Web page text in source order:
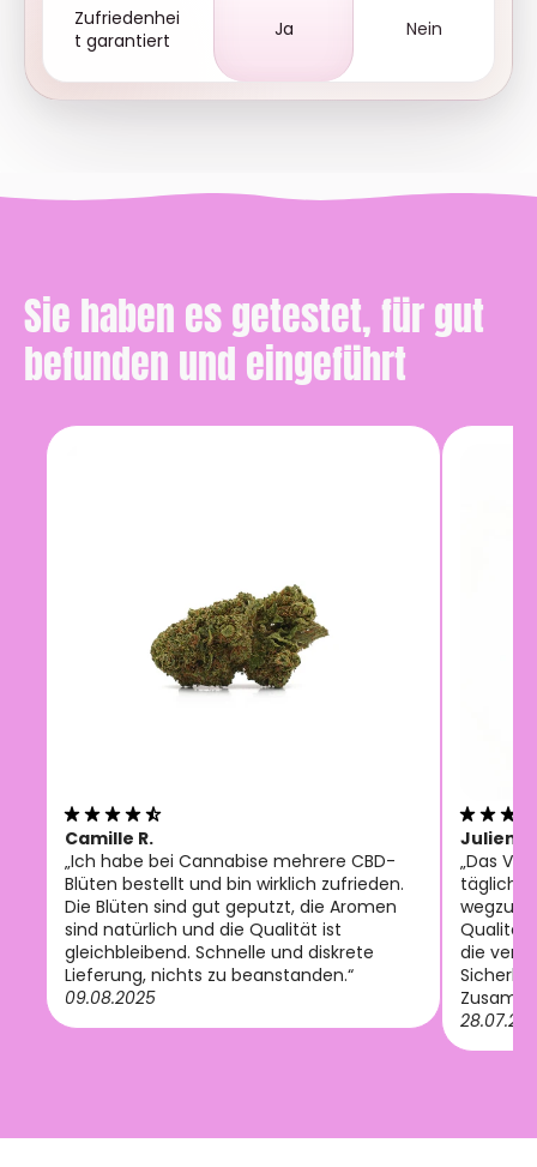
Zufriedenhei
t garantiert
Ja Nein
Sie haben es getestet, für gut
befunden und eingeführt
Camille R.
„Ich habe bei Cannabise mehrere CBD-
Blüten bestellt und bin wirklich zufrieden.
Die Blüten sind gut geputzt, die Aromen
sind natürlich und die Qualität ist
gleichbleibend. Schnelle und diskrete
Lieferung, nichts zu beanstanden.“
09.08.2025
Julien
„Das
Qualität
die